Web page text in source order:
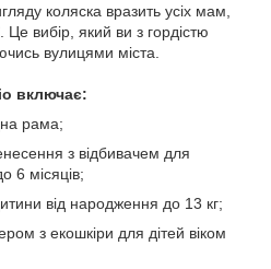
коляска вразить усіх мам,
Це вибір, який ви з гордістю
вулицями міста.
включає:
рама;
з відбивачем для
6 місяців;
від народження до 13 кг;
з екошкіри для дітей віком